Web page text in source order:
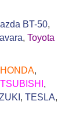
BT-50,
, Toyota
HONDA,
,
, TESLA,